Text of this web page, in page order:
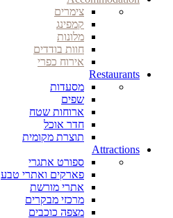
צימרים
קמפינג
מלונות
חוות בודדים
אירוח כפרי
Restaurants
מסעדות
שפים
ארוחות שטח
חדר אוכל
תוצרת מקומית
Attractions
ספורט אתגרי
פארקים ואתרי טבע
אתרי מורשת
מרכזי מבקרים
מצפה כוכבים